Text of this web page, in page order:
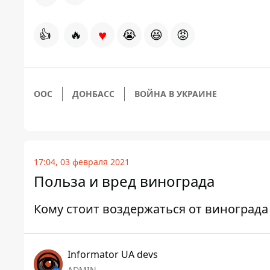
👍 🔥 ♥ 😭 😆 😡
ООС ДОНБАСС ВОЙНА В УКРАИНЕ
17:04, 03 февраля 2021
Польза и вред винограда
Кому стоит воздержаться от винограда
Informator UA devs